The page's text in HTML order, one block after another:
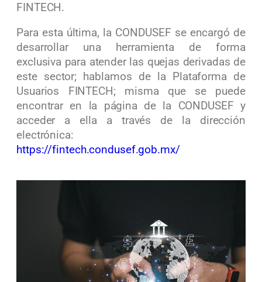
FINTECH.
Para esta última, la CONDUSEF se encargó de
desarrollar una herramienta de forma
exclusiva para atender las quejas derivadas de
este sector; hablamos de la Plataforma de
Usuarios FINTECH; misma que se puede
encontrar en la página de la CONDUSEF y
acceder a ella a través de la dirección
electrónica:
https://fintech.condusef.gob.mx/